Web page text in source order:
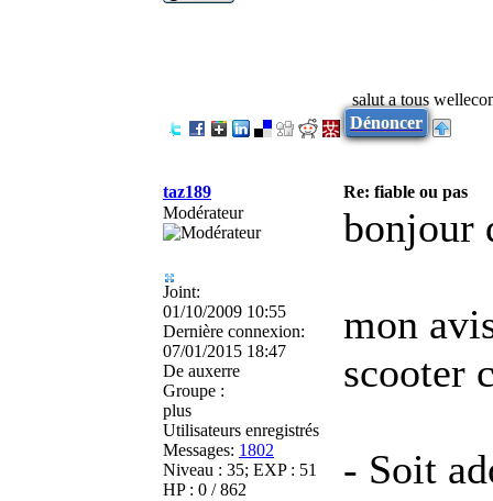
salut a tous
Dénoncer
taz189
Re: fiable ou pas
Modérateur
Joint:
01/10/2009 10:55
Dernière connexion:
07/01/2015 18:47
De auxerre
Groupe :
plus
Utilisateurs enregistrés
Messages: 1802
Niveau : 35; EXP : 51
HP : 0 / 862
bonjour
mon
scooter
- Soit